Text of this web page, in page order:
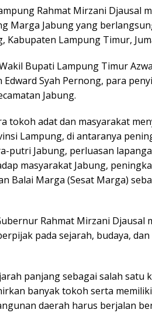
Rahmat Mirzani Djausal
Marga Jabung yang
Kabupaten Lampung Timur,
Bupati Lampung Timur
Edward Syah Pernong, para
Jabung.
tokoh adat dan masyarakat
Lampung, di antaranya
putri Jabung, perluasan
masyarakat Jabung,
Balai Marga (Sesat Marga)
Rahmat Mirzani Djausal
pada sejarah, budaya,
panjang sebagai salah satu
banyak tokoh serta
daerah harus berjalan